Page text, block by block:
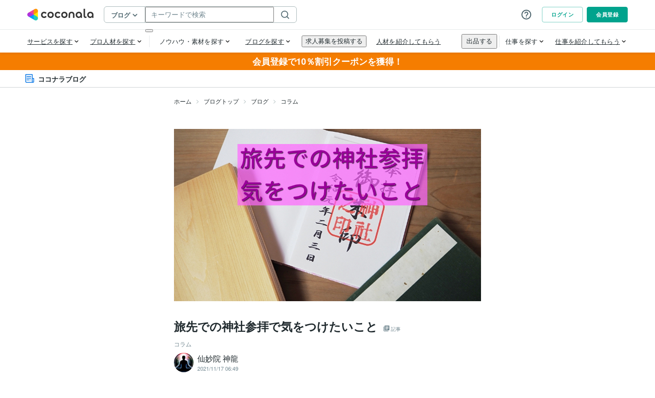
会員登録で10％割引クーポンを獲得！
ココナラブログ
ホーム ブログトップ ブログ コラム
旅先での神社参拝で気をつけたいこと 記事
コラム
仙妙院 神龍
2021/11/17 06:49